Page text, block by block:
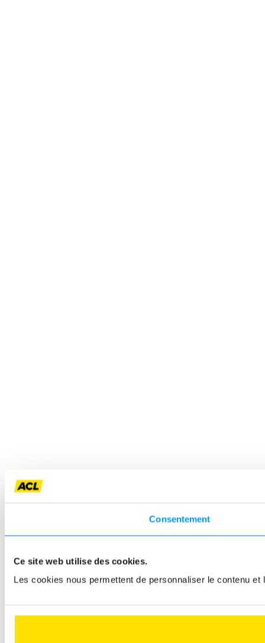
Consentement
Ce site web utilise des cookies.
Les cookies nous permettent de personnaliser le contenu